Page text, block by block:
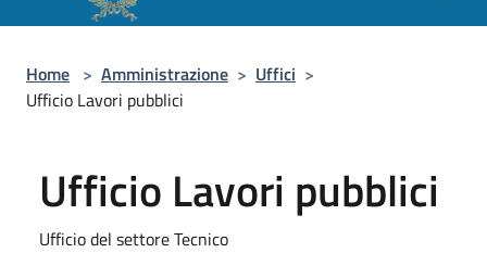
Home > Amministrazione > Uffici >
Ufficio Lavori pubblici
Ufficio Lavori pubblici
Ufficio del settore Tecnico